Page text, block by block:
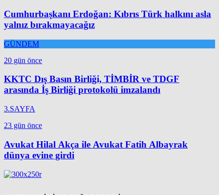
Cumhurbaşkanı Erdoğan: Kıbrıs Türk halkını asla
yalnız bırakmayacağız
GÜNDEM
20 gün önce
KKTC Dış Basın Birliği, TİMBİR ve TDGF
arasında İş Birliği protokolü imzalandı
3.SAYFA
23 gün önce
Avukat Hilal Akça ile Avukat Fatih Albayrak
dünya evine girdi